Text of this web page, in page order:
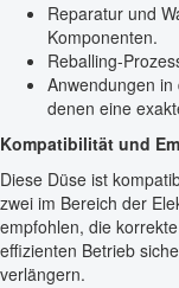
Reparatur und
Komponenten.
Reballing-
Anwendungen
denen eine
Kompatibilität und
Diese Düse ist
zwei im Bereich der
empfohlen, die
effizienten Betrieb
verlängern.